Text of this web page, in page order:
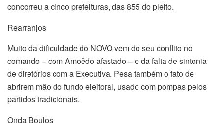
concorreu a cinco prefeituras, das 855 do pleito.
Rearranjos
Muito da dificuldade do NOVO vem do seu conflito no
comando – com Amoêdo afastado – e da falta de sintonia
de diretórios com a Executiva. Pesa também o fato de
abrirem mão do fundo eleitoral, usado com pompas pelos
partidos tradicionais.
Onda Boulos